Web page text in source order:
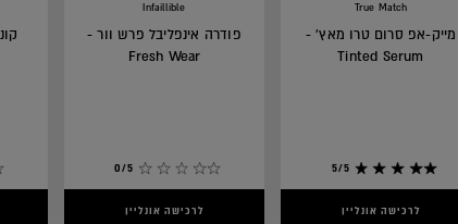
True Match
מייק-אפ סרום טרו מאץ' -
Tinted Serum
5/5
לרכישה אונליין
Infaillible
פודרה אינפליבל פרש וור -
Fresh Wear
0/5
לרכישה אונליין